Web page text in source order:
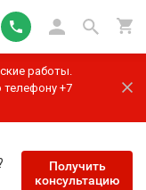
работы.
телефону +7
Получить
консультацию